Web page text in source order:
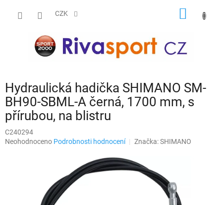
CZK
Hydraulická hadička SHIMANO SM-
BH90-SBML-A černá, 1700 mm, s
přírubou, na blistru
C240294
Průměrné
Neohodnoceno Podrobnosti hodnocení Značka:SHIMANO